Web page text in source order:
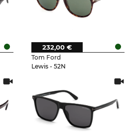
Tom Ford
Lewis - 52N
232,00 €